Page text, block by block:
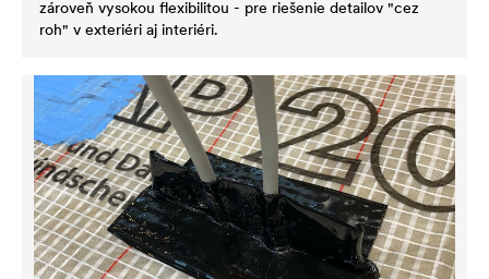
zároveň vysokou flexibilitou - pre riešenie detailov "cez
roh" v exteriéri aj interiéri.